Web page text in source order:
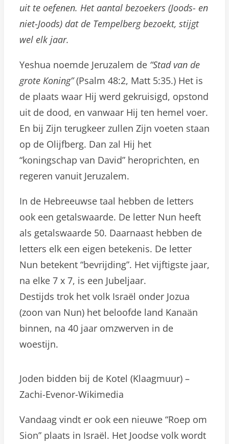
uit te oefenen. Het aantal bezoekers (Joods- en
niet-Joods) dat de Tempelberg bezoekt, stijgt
wel elk jaar.
Yeshua noemde Jeruzalem de “Stad van de
grote Koning”(Psalm 48:2, Matt 5:35.) Het is
de plaats waar Hij werd gekruisigd, opstond
uit de dood, en vanwaar Hij ten hemel voer.
En bij Zijn terugkeer zullen Zijn voeten staan
op de Olijfberg. Dan zal Hij het
“koningschap van David” heroprichten, en
regeren vanuit Jeruzalem.
In de Hebreeuwse taal hebben de letters
ook een getalswaarde. De letter Nun heeft
als getalswaarde 50. Daarnaast hebben de
letters elk een eigen betekenis. De letter
Nun betekent “bevrijding”. Het vijftigste jaar,
na elke 7 x 7, is een Jubeljaar.
Destijds trok het volk Israël onder Jozua
(zoon van Nun) het beloofde land Kanaän
binnen, na 40 jaar omzwerven in de
woestijn.
Joden bidden bij de Kotel (Klaagmuur) –
Zachi-Evenor-Wikimedia
Vandaag vindt er ook een nieuwe “Roep om
Sion” plaats in Israël. Het Joodse volk wordt